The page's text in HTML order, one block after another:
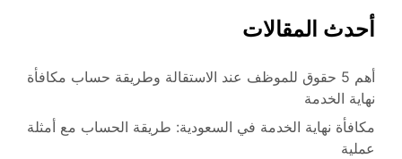
أحدث المقالات
أهم 5 حقوق للموظف عند الاستقالة وطريقة حساب مكافأة
نهاية الخدمة
مكافأة نهاية الخدمة في السعودية: طريقة الحساب مع أمثلة
عملية